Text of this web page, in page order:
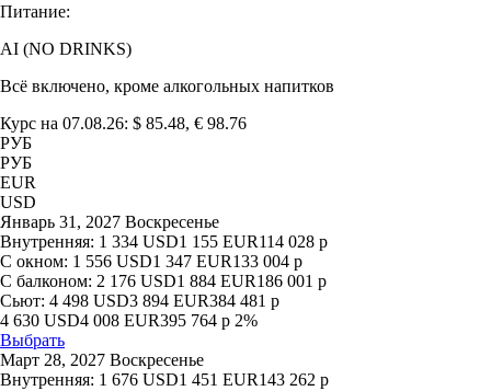
Питание:
AI (NO DRINKS)
Всё включено, кроме алкогольных напитков
Курс на 07.08.26: $ 85.48, € 98.76
РУБ
РУБ
EUR
USD
Январь 31, 2027 Воскресенье
Внутренняя: 1 334 USD1 155 EUR114 028 р
С окном: 1 556 USD1 347 EUR133 004 р
С балконом: 2 176 USD1 884 EUR186 001 р
Сьют: 4 498 USD3 894 EUR384 481 р
4 630 USD4 008 EUR395 764 р 2%
Выбрать
Март 28, 2027 Воскресенье
Внутренняя: 1 676 USD1 451 EUR143 262 р